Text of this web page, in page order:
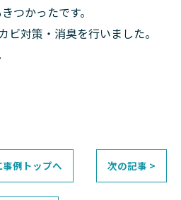
つかったです。
対策・消臭を行いました。
事例トップへ 次の記事 >